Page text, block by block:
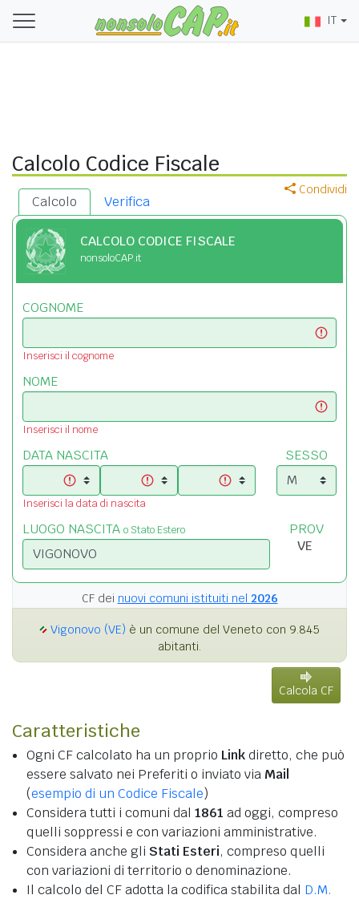
IT
Calcolo Codice Fiscale
Condividi
Calcolo Verifica
CALCOLO CODICE FISCALE
nonsoloCAP.it
COGNOME
Inserisci il cognome
NOME
Inserisci il nome
DATA NASCITA
Inserisci la data di nascita
SESSO
LUOGO NASCITA o Stato Estero PROV
CF dei nuovi comuni istituiti nel 2026
Vigonovo (VE) è un comune del Veneto con 9.845
abitanti.
Calcola CF
Caratteristiche
Ogni CF calcolato ha un proprio Linkdiretto, che può
essere salvato nei Preferiti o inviato via Mail
(esempio di un Codice Fiscale)
Considera tutti i comuni dal 1861 ad oggi, compreso
quelli soppressi e con variazioni amministrative.
Considera anche gli Stati Esteri, compreso quelli
con variazioni di territorio o denominazione.
Il calcolo del CF adotta la codifica stabilita dal D.M.